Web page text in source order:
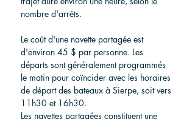
nombre d'arrêts.
Le coût d'une navette partagée est
d'environ 45 $ par personne. Les
départs sont généralement programmés
le matin pour coïncider avec les horaires
de départ des bateaux à Sierpe, soit vers
11h30 et 16h30.
Les navettes partagées constituent une